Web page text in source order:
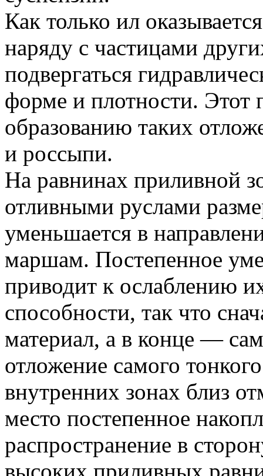
Как только ил
наряду с частицами
подвергаться
форме и плотности. Этот
образованию таких
и россыпи.
На равнинах приливной
отливными руслами
уменьшается в
маршам. Постепенное
приводит к ослаблению
способности, так что
материал, а в конце —
отложение самого
внутренних зонах близ
место постепенное
распространение в
высоких приливных